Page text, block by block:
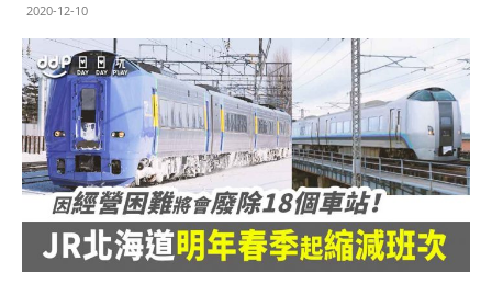
2020-12-10